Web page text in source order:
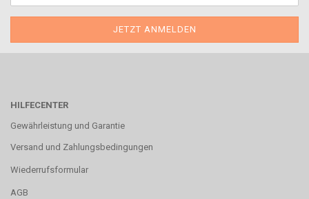
HILFECENTER
Gewährleistung und Garantie
Versand und Zahlungsbedingungen
Wiederrufsformular
AGB